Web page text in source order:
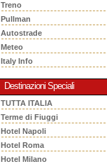
Treno
Pullman
Autostrade
Meteo
Italy Info
Destinazioni Speciali
TUTTA ITALIA
Terme di Fiuggi
Hotel Napoli
Hotel Roma
Hotel Milano